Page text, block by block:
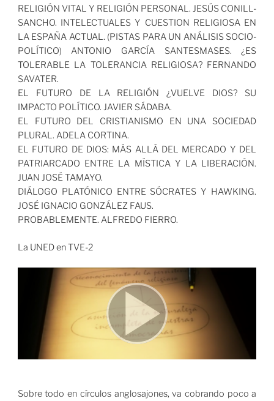
RELIGIÓN VITAL Y RELIGIÓN PERSONAL. JESÚS CONILL-
SANCHO. INTELECTUALES Y CUESTION RELIGIOSA EN
LA ESPAÑA ACTUAL. (PISTAS PARA UN ANÁLISIS SOCIO-
POLÍTICO) ANTONIO GARCÍA SANTESMASES. ¿ES
TOLERABLE LA TOLERANCIA RELIGIOSA? FERNANDO
SAVATER.
EL FUTURO DE LA RELIGIÓN ¿VUELVE DIOS? SU
IMPACTO POLÍTICO. JAVIER SÁDABA.
EL FUTURO DEL CRISTIANISMO EN UNA SOCIEDAD
PLURAL. ADELA CORTINA.
EL FUTURO DE DIOS: MÁS ALLÁ DEL MERCADO Y DEL
PATRIARCADO ENTRE LA MÍSTICA Y LA LIBERACIÓN.
JUAN JOSÉ TAMAYO.
DIÁLOGO PLATÓNICO ENTRE SÓCRATES Y HAWKING.
JOSÉ IGNACIO GONZÁLEZ FAUS.
PROBABLEMENTE. ALFREDO FIERRO.
La UNED en TVE-2
Sobre todo en círculos anglosajones, va cobrando poco a